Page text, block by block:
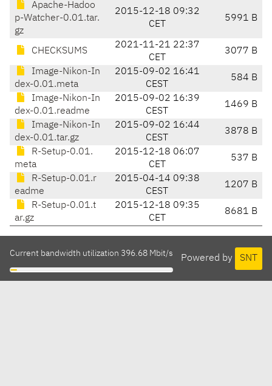
Apache-Hadoo
p-Watcher-0.01.tar.
gz
2015-12-18 09:32
CET
5991 B
CHECKSUMS
2021-11-21 22:37
CET
3077 B
Image-Nikon-In
dex-0.01.meta
2015-09-02 16:41
CEST
584 B
Image-Nikon-In
dex-0.01.readme
2015-09-02 16:39
CEST
1469 B
Image-Nikon-In
dex-0.01.tar.gz
2015-09-02 16:44
CEST
3878 B
R-Setup-0.01.
meta
2015-12-18 06:07
CET
537 B
R-Setup-0.01.r
eadme
2015-04-14 09:38
CEST
1207 B
R-Setup-0.01.t
ar.gz
2015-12-18 09:35
CET
8681 B
Powered by SNT
Current bandwidth utilization 396.68 Mbit/s